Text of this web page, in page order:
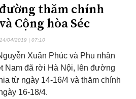
thăm chính
Cộng hòa Séc
04/2019 | 07:10
Xuân Phúc và Phu nhân
Nam đã rời Hà Nội, lên đường
từ ngày 14-16/4 và thăm chính
16-18/4.